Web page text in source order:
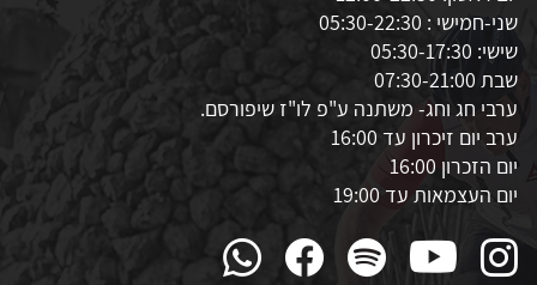
שני-חמישי : 05:30-22:30
שישי: 05:30-17:30
שבת 07:30-21:00
ערבי חג וחג- משתנה ע"פ לו"ז שיפורסם.
ערב יום זיכרון עד 16:00
יום הזכרון 16:00
יום העצמאות עד 19:00